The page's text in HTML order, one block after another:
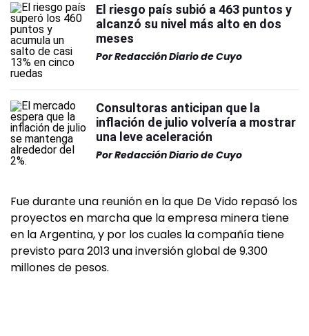
El riesgo país subió a 463 puntos y
alcanzó su nivel más alto en dos
meses
PorRedacción Diario de Cuyo
Consultoras anticipan que la
inflación de julio volvería a mostrar
una leve aceleración
PorRedacción Diario de Cuyo
Fue durante una reunión en la que De Vido repasó los
proyectos en marcha que la empresa minera tiene
en la Argentina, y por los cuales la compañía tiene
previsto para 2013 una inversión global de 9.300
millones de pesos.